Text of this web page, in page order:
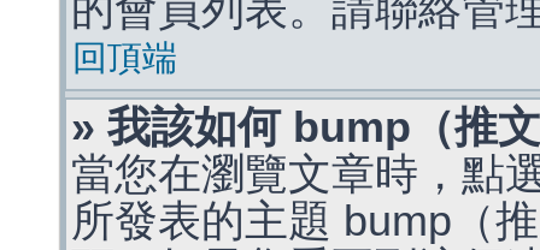
的會員列表。請聯絡管
回頂端
» 我該如何 bump（推
當您在瀏覽文章時，點
所發表的主題 bump（